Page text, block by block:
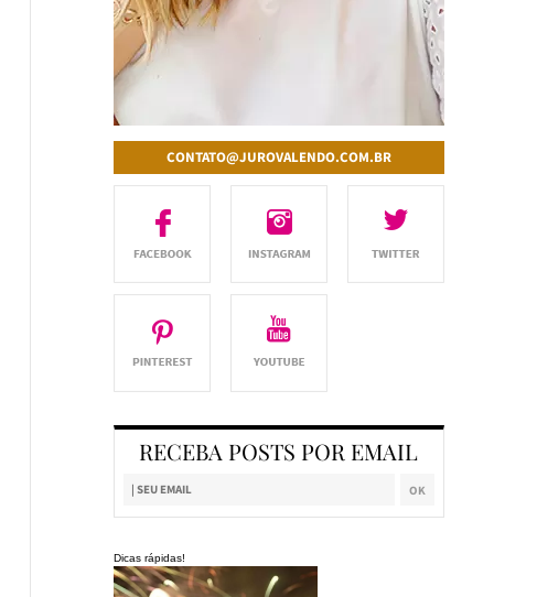
CONTATO@JUROVALENDO.COM.BR
RECEBA POSTS POR EMAIL
Dicas rápidas!